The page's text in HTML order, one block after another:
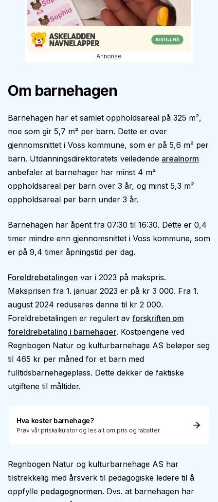
Annonse
Om barnehagen
Barnehagen har et samlet oppholdsareal på 325 m²,
noe som gir 5,7 m² per barn. Dette er over
gjennomsnittet i Voss kommune, som er på 5,6 m² per
barn. Utdanningsdirektoratets veiledende arealnorm
anbefaler at barnehager har minst 4 m²
oppholdsareal per barn over 3 år, og minst 5,3 m²
oppholdsareal per barn under 3 år.
Barnehagen har åpent fra 07:30 til 16:30. Dette er 0,4
timer mindre enn gjennomsnittet i Voss kommune, som
er på 9,4 timer åpningstid per dag.
Foreldrebetalingen var i 2023 på makspris.
Maksprisen fra 1. januar 2023 er på kr 3 000. Fra 1.
august 2024 reduseres denne til kr 2 000.
Foreldrebetalingen er regulert av forskriften om
foreldrebetaling i barnehager. Kostpengene ved
Regnbogen Natur og kulturbarnehage AS beløper seg
til 465 kr per måned for et barn med
fulltidsbarnehageplass. Dette dekker de faktiske
utgiftene til måltider.
Hva koster barnehage?
Prøv vår priskalkulator og les alt om pris og rabatter
Regnbogen Natur og kulturbarnehage AS har
tilstrekkelig med årsverk til pedagogiske ledere til å
oppfylle pedagognormen. Dvs. at barnehagen har